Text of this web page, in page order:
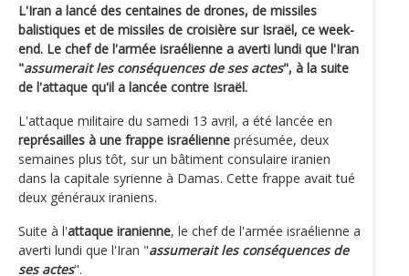
L'Iran a lancé des centaines de drones, de missiles
balistiques et de missiles de croisière sur Israël, ce week-
end. Le chef de l'armée israélienne a averti lundi que l'Iran
"assumerait les conséquences de ses actes", à la suite
de l'attaque qu'il a lancée contre Israël.
L'attaque militaire du samedi 13 avril, a été lancée en
représailles à une frappe israélienne présumée, deux
semaines plus tôt, sur un bâtiment consulaire iranien
dans la capitale syrienne à Damas. Cette frappe avait tué
deux généraux iraniens.
Suite à l'attaque iranienne, le chef de l'armée israélienne a
averti lundi que l'Iran "assumerait les conséquences de
ses actes".